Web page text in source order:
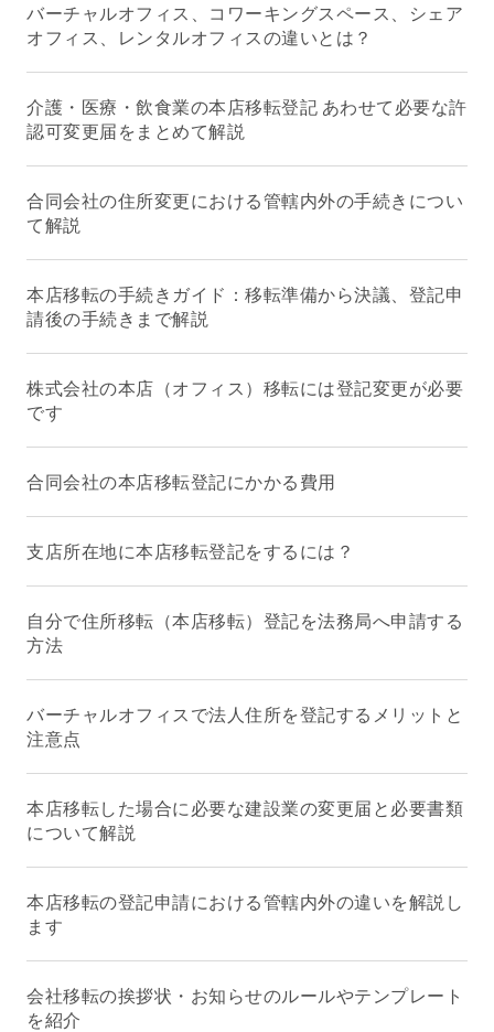
バーチャルオフィス、コワーキングスペース、シェア
オフィス、レンタルオフィスの違いとは？
介護・医療・飲食業の本店移転登記 あわせて必要な許
認可変更届をまとめて解説
合同会社の住所変更における管轄内外の手続きについ
て解説
本店移転の手続きガイド：移転準備から決議、登記申
請後の手続きまで解説
株式会社の本店（オフィス）移転には登記変更が必要
です
合同会社の本店移転登記にかかる費用
支店所在地に本店移転登記をするには？
自分で住所移転（本店移転）登記を法務局へ申請する
方法
バーチャルオフィスで法人住所を登記するメリットと
注意点
本店移転した場合に必要な建設業の変更届と必要書類
について解説
本店移転の登記申請における管轄内外の違いを解説し
ます
会社移転の挨拶状・お知らせのルールやテンプレート
を紹介